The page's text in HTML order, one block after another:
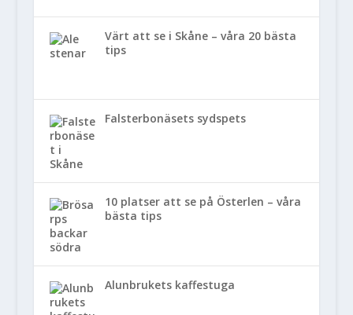
Värt att se i Skåne – våra 20 bästa
tips
Falsterbonäsets sydspets
10 platser att se på Österlen – våra
bästa tips
Alunbrukets kaffestuga